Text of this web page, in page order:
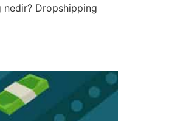
nedir? Dropshipping